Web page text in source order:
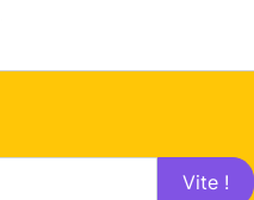
Vite !